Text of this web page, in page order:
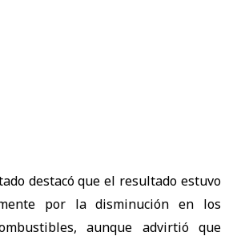
destacó que el resultado estuvo
por la disminución en los
aunque advirtió que